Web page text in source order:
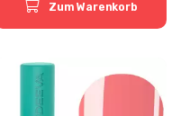
Zum Warenkorb